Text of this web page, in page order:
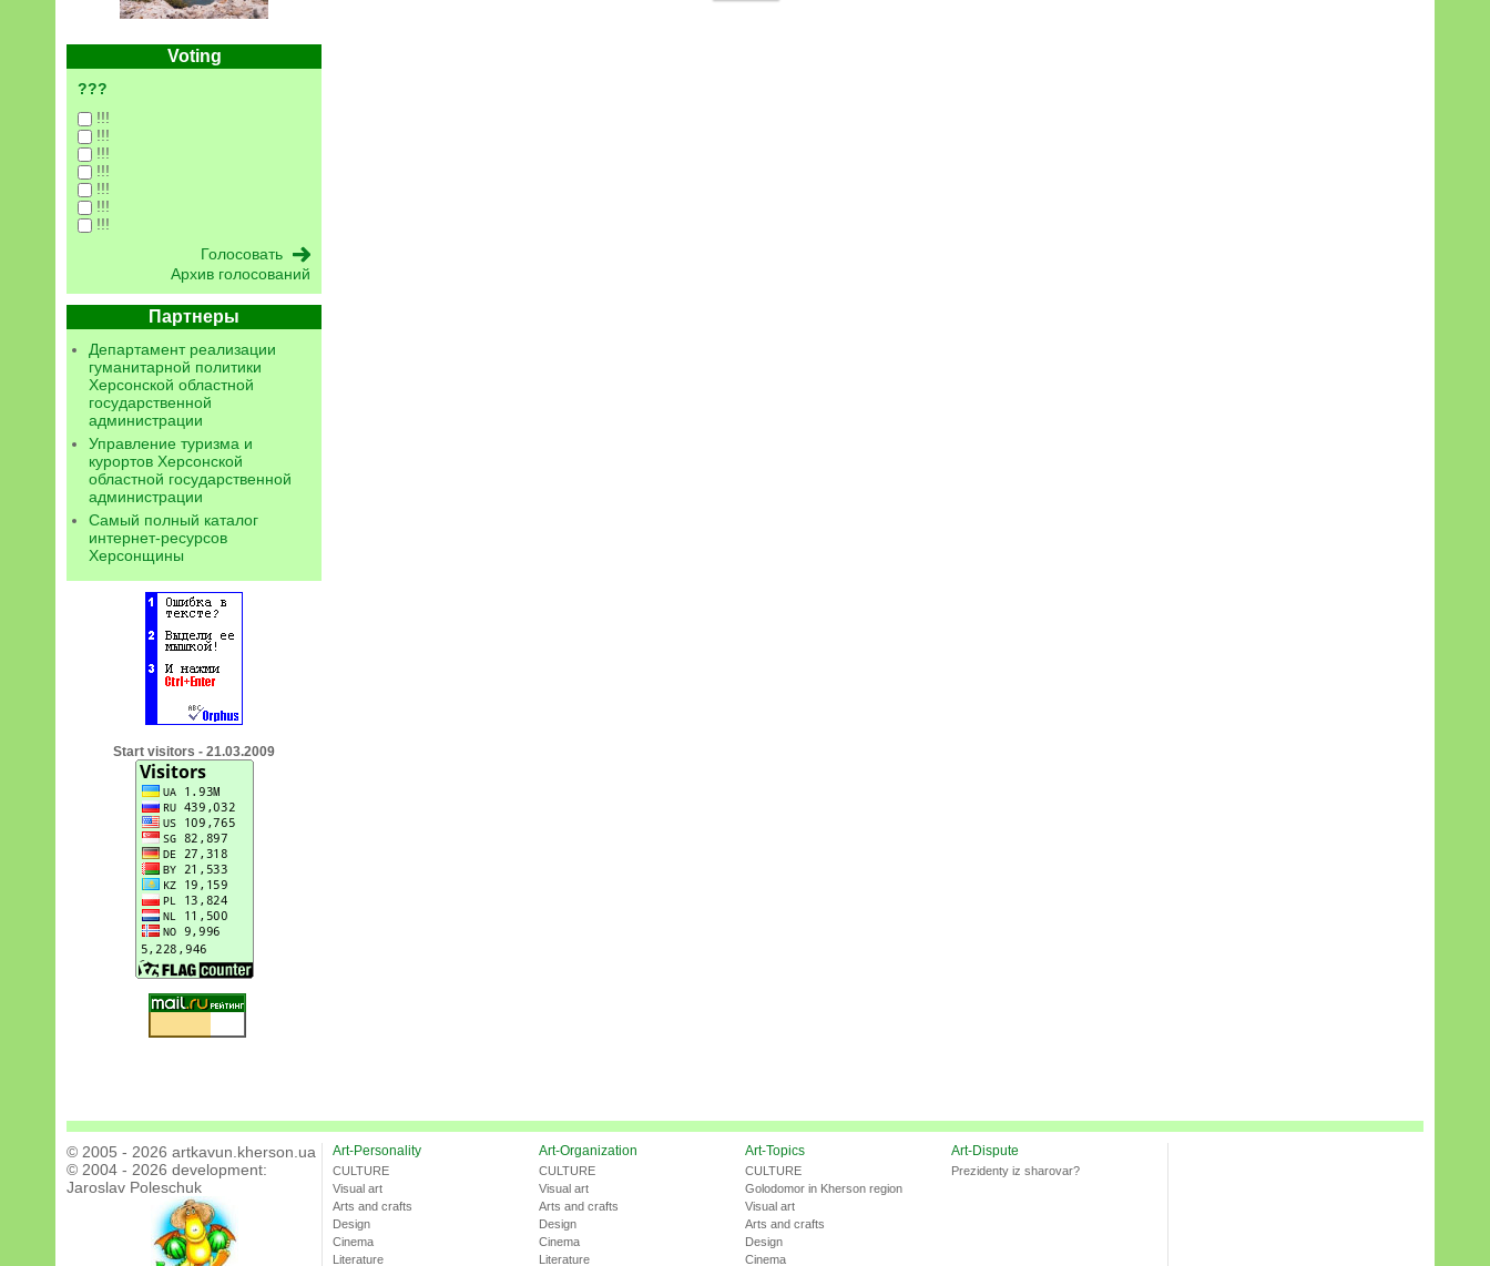
Voting
???
!!!
!!!
!!!
!!!
!!!
!!!
!!!
Архив голосований
Партнеры
Департамент реализации
гуманитарной политики
Херсонской областной
государственной
администрации
Управление туризма и
курортов Херсонской
областной государственной
администрации
Самый полный каталог
интернет-ресурсов
Херсонщины
Start visitors - 21.03.2009
© 2005 - 2026 artkavun.kherson.ua
© 2004 - 2026 development:
Jaroslav Poleschuk
Art-Personality
CULTURE
Visual art
Arts and crafts
Design
Cinema
Literature
Art-Organization
CULTURE
Visual art
Arts and crafts
Design
Cinema
Literature
Art-Topics
CULTURE
Golodomor in Kherson region
Visual art
Arts and crafts
Design
Cinema
Art-Dispute
Prezidenty iz sharovar?